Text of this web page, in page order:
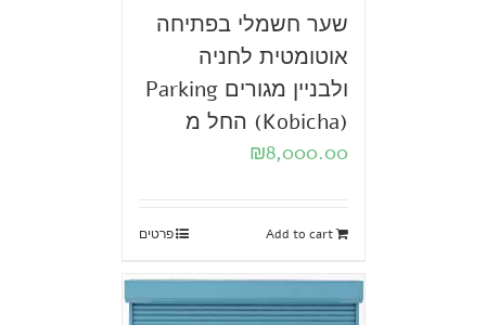
שער חשמלי בפתיחה
אוטומטית לחניה
ולבניין מגורים Parking
(Kobicha) החל מ
₪8,000.00
Add to cart פרטים